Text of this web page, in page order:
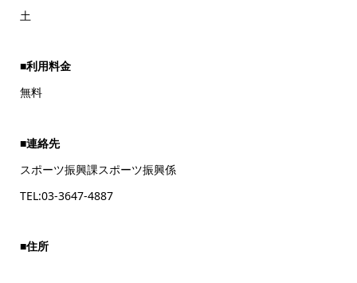
土
■利用料金
無料
■連絡先
スポーツ振興課スポーツ振興係
TEL:03‐3647-4887
■住所